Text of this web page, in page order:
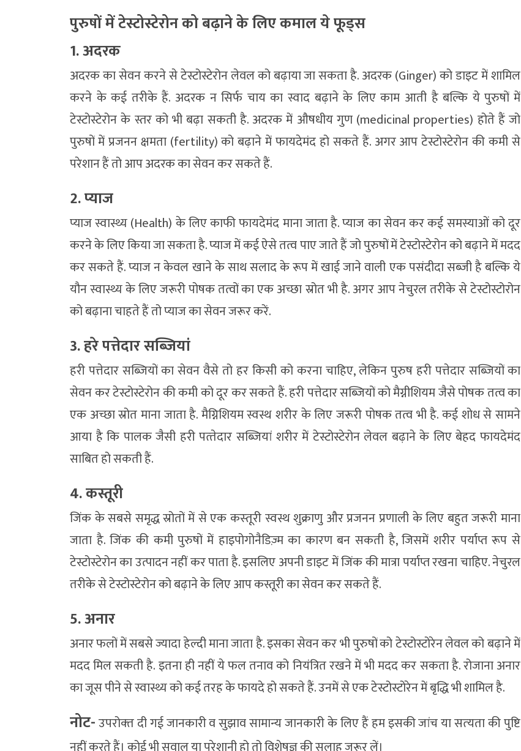
पुरुषों में टेस्टोस्टेरोन को बढ़ाने के लिए कमाल ये फूड्स
1. अदरक
अदरक का सेवन करने से टेस्टोस्टेरोन लेवल को बढ़ाया जा सकता है. अदरक (Ginger) को डाइट में शामिल
करने के कई तरीके हैं. अदरक न सिर्फ चाय का स्वाद बढ़ाने के लिए काम आती है बल्कि ये पुरुषों में
टेस्टोस्टेरोन के स्तर को भी बढ़ा सकती है. अदरक में औषधीय गुण (medicinal properties) होते हैं जो
पुरुषों में प्रजनन क्षमता (fertility) को बढ़ाने में फायदेमंद हो सकते हैं. अगर आप टेस्टोस्टेरोन की कमी से
परेशान हैं तो आप अदरक का सेवन कर सकते हैं.
2. प्याज
प्याज स्वास्थ्य (Health) के लिए काफी फायदेमंद माना जाता है. प्याज का सेवन कर कई समस्याओं को दूर
करने के लिए किया जा सकता है. प्याज में कई ऐसे तत्व पाए जाते हैं जो पुरुषों में टेस्टोस्टेरोन को बढ़ाने में मदद
कर सकते हैं. प्याज न केवल खाने के साथ सलाद के रूप में खाई जाने वाली एक पसंदीदा सब्जी है बल्कि ये
यौन स्वास्थ्य के लिए जरूरी पोषक तत्वों का एक अच्छा स्रोत भी है. अगर आप नेचुरल तरीके से टेस्टोस्टोरोन
को बढ़ाना चाहते हैं तो प्याज का सेवन जरूर करें.
3. हरे पत्तेदार सब्जियां
हरी पत्तेदार सब्जियों का सेवन वैसे तो हर किसी को करना चाहिए, लेकिन पुरुष हरी पत्तेदार सब्जियों का
सेवन कर टेस्टोस्टेरोन की कमी को दूर कर सकते हैं. हरी पत्तेदार सब्जियों को मैग्नीशियम जैसे पोषक तत्व का
एक अच्छा स्रोत माना जाता है. मैग्निशियम स्वस्थ शरीर के लिए जरूरी पोषक तत्व भी है. कई शोध से सामने
आया है कि पालक जैसी हरी पत्‍तेदार सब्जियां शरीर में टेस्टोस्टेरोन लेवल बढ़ाने के लिए बेहद फायदेमंद
साबित हो सकती हैं.
4. कस्तूरी
जिंक के सबसे समृद्ध स्रोतों में से एक कस्‍तूरी स्वस्थ शुक्राणु और प्रजनन प्रणाली के लिए बहुत जरूरी माना
जाता है. जिंक की कमी पुरुषों में हाइपोगोनैडिज़्म का कारण बन सकती है, जिसमें शरीर पर्याप्त रूप से
टेस्टोस्टेरोन का उत्पादन नहीं कर पाता है. इसलिए अपनी डाइट में जिंक की मात्रा पर्याप्त रखना चाहिए. नेचुरल
तरीके से टेस्टोस्टेरोन को बढ़ाने के लिए आप कस्तूरी का सेवन कर सकते हैं.
5. अनार
अनार फलों में सबसे ज्यादा हेल्दी माना जाता है. इसका सेवन कर भी पुरुषों को टेस्टोस्टोरेन लेवल को बढ़ाने में
मदद मिल सकती है. इतना ही नहीं ये फल तनाव को नियंत्रित रखने में भी मदद कर सकता है. रोजाना अनार
का जूस पीने से स्वास्थ्य को कई तरह के फायदे हो सकते हैं. उनमें से एक टेस्टोस्टोरेन में बृद्धि भी शामिल है.
नोट-उपरोक्‍त दी गई जानकारी व सुझाव सामान्‍य जानकारी के लिए हैं हम इसकी जांच या सत्‍यता की पुष्टि